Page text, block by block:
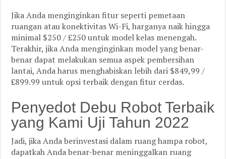
Jika Anda menginginkan fitur seperti pemetaan
ruangan atau konektivitas Wi-Fi, harganya naik hingga
minimal $250 / £250 untuk model kelas menengah.
Terakhir, jika Anda menginginkan model yang benar-
benar dapat melakukan semua aspek pembersihan
lantai, Anda harus menghabiskan lebih dari $849,99 /
£899.99 untuk opsi terbaik dengan fitur cerdas.
Penyedot Debu Robot Terbaik
yang Kami Uji Tahun 2022
Jadi, jika Anda berinvestasi dalam ruang hampa robot,
dapatkah Anda benar-benar meninggalkan ruang